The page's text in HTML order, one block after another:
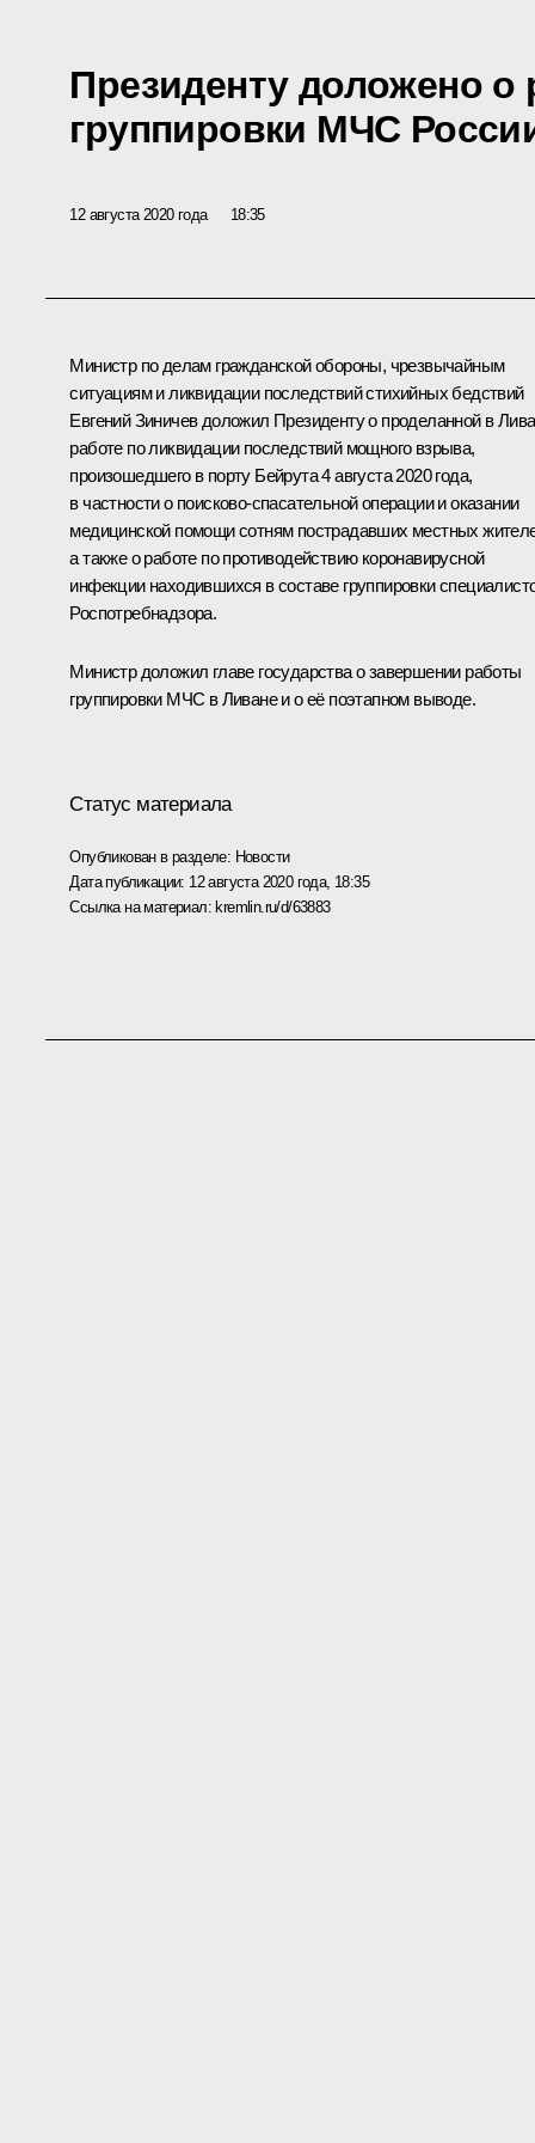
Президенту доложено о
группировки МЧС
12 августа 2020 года 18:35
Министр по делам гражданской обороны, чрезвычайным
ситуациям и ликвидации последствий стихийных бедствий
Евгений Зиничевдоложил Президенту о проделанной в
работе по ликвидации последствий мощного взрыва,
произошедшего в порту Бейрута 4 августа 2020 года,
в частности о поисково-спасательной операции и оказании
медицинской помощи сотням пострадавших местных
а также о работе по противодействию коронавирусной
инфекции находившихся в составе группировки
Роспотребнадзора.
Министр доложил главе государства о завершении работы
группировки МЧС в Ливане и о её поэтапном выводе.
Статус материала
Опубликован в разделе: Новости
Дата публикации: 12 августа 2020 года, 18:35
Ссылка на материал:kremlin.ru/d/63883